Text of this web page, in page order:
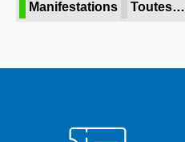
Manifestations Toutes…